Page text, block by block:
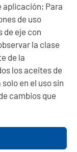
aplicación; Para
de uso
de eje con
la clase
de la
los aceites de
en el uso sin
cambios que